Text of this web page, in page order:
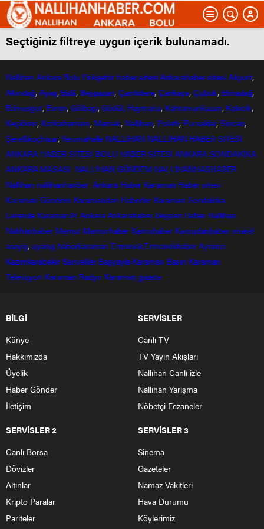
Seçtiğiniz filtreye uygun içerik bulunamadı.
Nallıhan Ankara Bolu Eskişehir haber sitesi Ankarahabersitesi Akyurt,
Altındağ,Ayaş, Balâ, Beypazarı, Çamlıdere, Çankaya, Çubuk, Elmadağ,
Etimesgut, Evren,Gölbaşı,Güdül, Haymana, Kahramankazan, Kalecik,
Keçiören, Kızılcahamam, Mamak, Nallıhan, Polatlı, Pursaklar,Sincan,
Şereflikoçhisar,Yenimahalle NALLIHAN NALLIHAN HABER SİTESİ
ANKARA HABER SİTESİ BOLU HABER SİTESİ ANKARA SONDAKİKA
ANKARA MASASI NALLIHAN GÜNDEM NALLIHANHASHABER
Nallihan nallihanhasber Ankara Haber Karaman Haber sitesi
Karaman Gündem Karamandan Haberler Karaman Sondakika
Larende Karaman24 Ankara Ankarahaber Beyparı Haber Nallıhan
Nalıhanhaber Memur Memurhaber Kamuhaber Kamudanhaber imaret
asayiş, uyanış haberkaraman Ermenek Ermenekhaber Ayrancı
Kazımkarabekir Sarıveliler Başyayla Karaman Basın Karaman
Televizyon Karaman Radyo Karaman gazete
BİLGİ
Künye
Hakkımızda
Üyelik
Haber Gönder
İletişim
SERVİSLER
Canlı TV
TV Yayın Akışları
Nallıhan Canlı izle
Nallıhan Yarışma
Nöbetçi Eczaneler
SERVİSLER 2
Canlı Borsa
Dövizler
Altınlar
Kripto Paralar
Pariteler
SERVİSLER 3
Sinema
Gazeteler
Namaz Vakitleri
Hava Durumu
Köylerimiz